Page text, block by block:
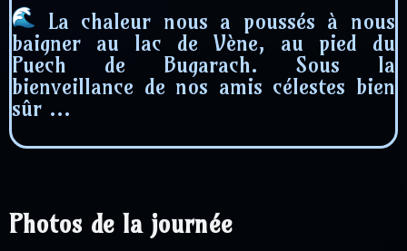
La chaleur nous a poussés à nous
baigner au lac de Vène, au pied du
Puech de Bugarach. Sous la
bienveillance de nos amis célestes bien
sûr …
Photos de la journée